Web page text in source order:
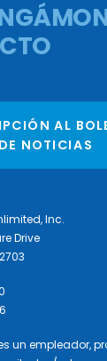
AL
DE NOTICIAS
Inc.
Drive
un empleador,